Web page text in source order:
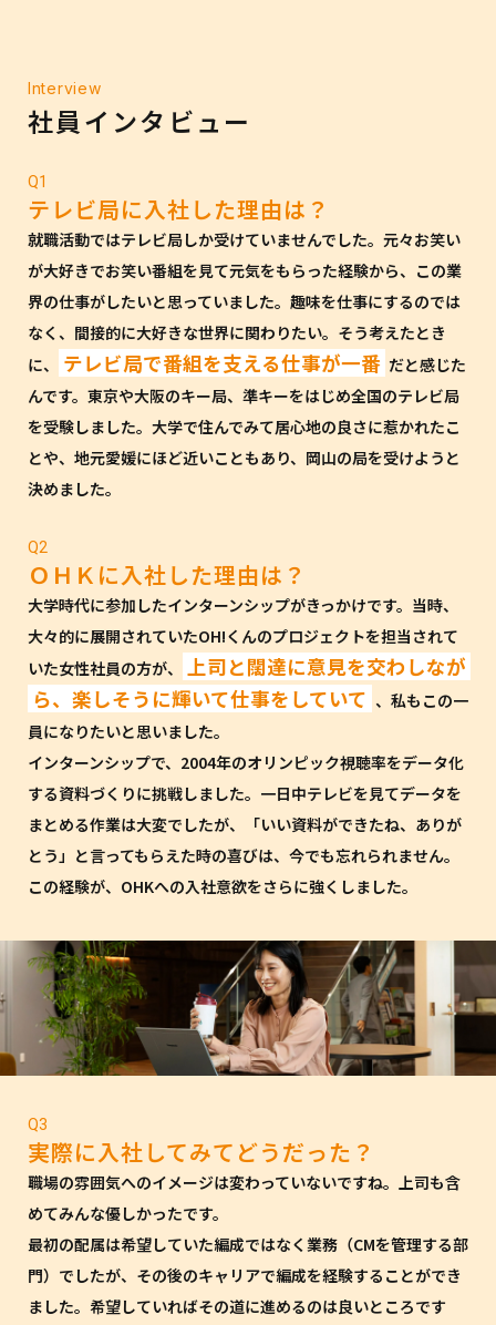
Interview
社員インタビュー
Q1
テレビ局に入社した理由は？
就職活動ではテレビ局しか受けていませんでした。元々お笑い
が大好きでお笑い番組を見て元気をもらった経験から、この業
界の仕事がしたいと思っていました。趣味を仕事にするのでは
なく、間接的に大好きな世界に関わりたい。そう考えたとき
に、
テレビ局で番組を支える仕事が一番 だと感じた
んです。東京や大阪のキー局、準キーをはじめ全国のテレビ局
を受験しました。大学で住んでみて居心地の良さに惹かれたこ
とや、地元愛媛にほど近いこともあり、岡山の局を受けようと
決めました。
Q2
ＯＨＫに入社した理由は？
大学時代に参加したインターンシップがきっかけです。当時、
大々的に展開されていたOH!くんのプロジェクトを担当されて
いた女性社員の方が、
上司と闊達に意見を交わしなが
ら、楽しそうに輝いて仕事をしていて 、私もこの一
員になりたいと思いました。
インターンシップで、2004年のオリンピック視聴率をデータ化
する資料づくりに挑戦しました。一日中テレビを見てデータを
まとめる作業は大変でしたが、「いい資料ができたね、ありが
とう」と言ってもらえた時の喜びは、今でも忘れられません。
この経験が、OHKへの入社意欲をさらに強くしました。
Q3
実際に入社してみてどうだった？
職場の雰囲気へのイメージは変わっていないですね。上司も含
めてみんな優しかったです。
最初の配属は希望していた編成ではなく業務（CMを管理する部
門）でしたが、その後のキャリアで編成を経験することができ
ました。希望していればその道に進めるのは良いところです